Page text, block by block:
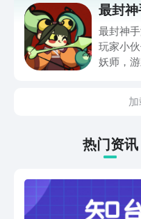
斗策略
很想玩
利最有
互娱大
最封
最封神
玩家小
妖师，
定有不
有性价
娱大厂
热门资讯